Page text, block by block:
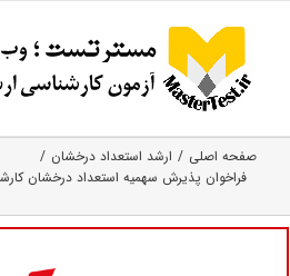
content
صفحه اصلی
ارشد استعداد درخشان
فراخوان پذیرش سهمیه استعداد درخشان